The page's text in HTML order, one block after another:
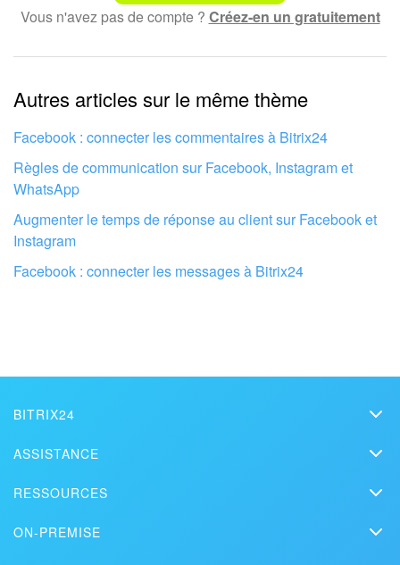
Texte compliqué et incompréhensible
Les informations sont obsolètes
Trop court, j'ai besoin de plus d'informations
Je n'aime pas comment cet outil fonctionne
par des professionnels locaux
TROUVER UN PARTENAIRE BITRIX24 À PROXIMITÉ
Vous n'avez pas de compte ? Créez-en un gratuitement
Autres articles sur le même thème
Facebook : connecter les commentaires à Bitrix24
Règles de communication sur Facebook, Instagram et
WhatsApp
Augmenter le temps de réponse au client sur Facebook et
Instagram
Facebook : connecter les messages à Bitrix24
BITRIX24
Kit presse
Nous contacter
ASSISTANCE
Vidéos de démonstration
RESSOURCES
ON-PREMISE